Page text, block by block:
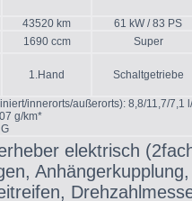
43520 km 61 kW / 83 PS
1690 ccm Super
1.Hand Schaltgetriebe
innerorts/außerorts): 8,8/11,7/7,1
g/km*
elektrisch